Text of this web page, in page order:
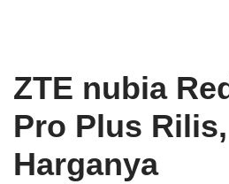
ZTE nubia
Pro Plus
Harganya